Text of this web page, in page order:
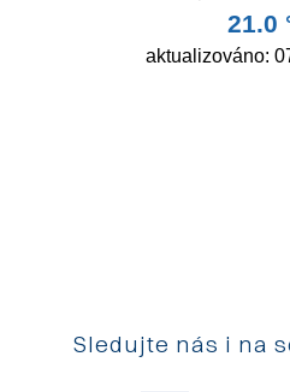
Sledujte nás i na